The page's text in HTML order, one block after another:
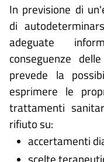
In previsione di
di
adeguate
conseguenze
prevede la
esprimere le
trattamenti
rifiuto su:
accertamenti